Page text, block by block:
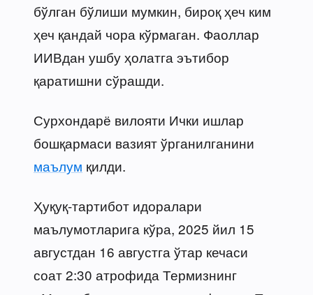
бўлган бўлиши мумкин, бироқ ҳеч ким
ҳеч қандай чора кўрмаган. Фаоллар
ИИВдан ушбу ҳолатга эътибор
қаратишни сўрашди.
Сурхондарё вилояти Ички ишлар
бошқармаси вазият ўрганилганини
маълум қилди.
Ҳуқуқ-тартибот идоралари
маълумотларига кўра, 2025 йил 15
августдан 16 августга ўтар кечаси
соат 2:30 атрофида Термизнинг